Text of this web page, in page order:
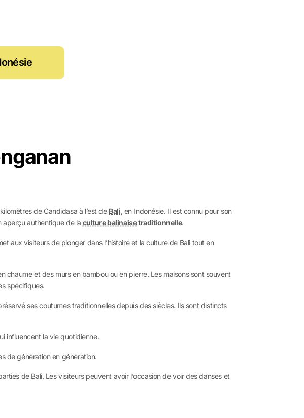
de Candidasa à l’est de Bali, en Indonésie. Il est connu pour son
aperçu authentique de la culture balinaisetraditionnelle.
aux visiteurs de plonger dans l’histoire et la culture de Bali tout en
chaume et des murs en bambou ou en pierre. Les maisons sont souvent
spécifiques.
ses coutumes traditionnelles depuis des siècles. Ils sont distincts
influencent la vie quotidienne.
de génération en génération.
de Bali. Les visiteurs peuvent avoir l’occasion de voir des danses et